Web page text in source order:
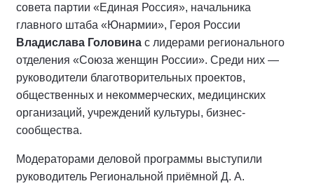
совета партии «Единая Россия», начальника
главного штаба «Юнармии», Героя России
Владислава Головина с лидерами регионального
отделения «Союза женщин России». Среди них —
руководители благотворительных проектов,
общественных и некоммерческих, медицинских
организаций, учреждений культуры, бизнес-
сообщества.
Модераторами деловой программы выступили
руководитель Региональной приёмной Д. А.